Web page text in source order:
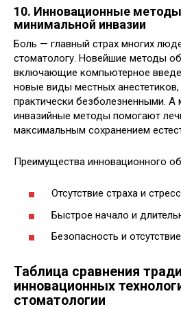
10. Инновационные
минимальной инвазии
Боль — главный страх многих
стоматологу. Новейшие методы
включающие компьютерное
новые виды местных
практически безболезненными. А
инвазийные методы помогают
максимальным сохранением
Преимущества инновационного
Отсутствие страха и
Быстрое начало и
Безопасность и
Таблица сравнения
инновационных
стоматологии